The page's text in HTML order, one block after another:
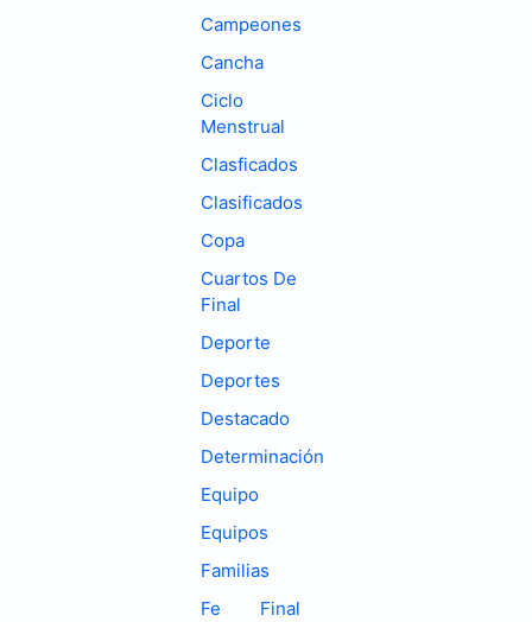
Campeones
Cancha
Ciclo
Menstrual
Clasficados
Clasificados
Copa
Cuartos De
Final
Deporte
Deportes
Destacado
Determinación
Equipo
Equipos
Familias
Fe
Final